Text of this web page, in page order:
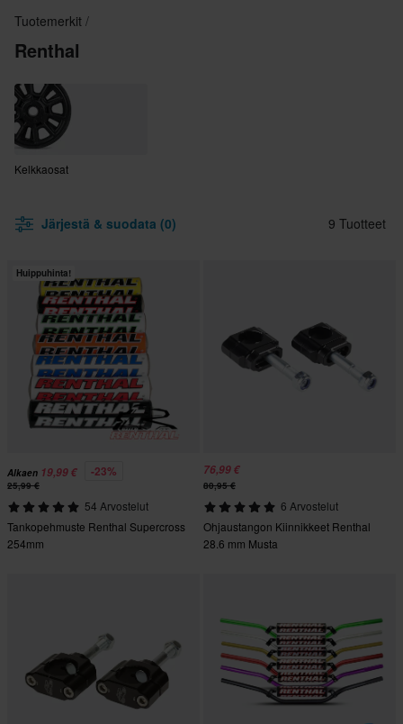
Tuotemerkit
Renthal
Kelkkaosat
Järjestä & suodata (0) 9 Tuotteet
Huippuhinta!
Alkaen 19,99 € -23%
25,99 €
54 Arvostelut
Tankopehmuste Renthal Supercross
254mm
76,99 €
80,95 €
6 Arvostelut
Ohjaustangon Kiinnikkeet Renthal
28.6 mm Musta